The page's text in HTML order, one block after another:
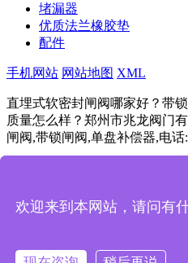
堵漏器
优质法兰橡胶垫
配件
手机网站 网站地图 XML
直埋式软密封闸阀哪家好？带
质量怎么样？郑州市兆龙阀门
闸阀,带锁闸阀,单盘补偿器,电话
成都 杭州 重庆 武汉 苏州 西安
欢迎来到本网站，请问有